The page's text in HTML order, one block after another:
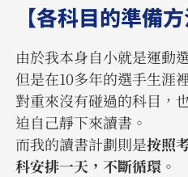
【各科目的準備方
由於我本身自小就是運動
但是在10多年的選手生涯
對重來沒有碰過的科目，
迫自己靜下來讀書。
而我的讀書計劃則是按照
科安排一天，不斷循環。